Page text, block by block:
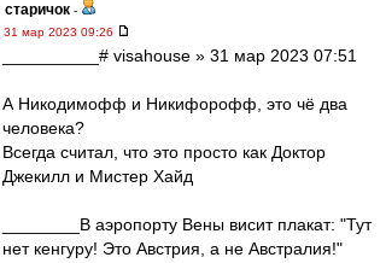
старичок -
31 мар 2023 09:26
__________# visahouse » 31 мар 2023 07:51
А Никодимофф и Никифорофф, это чё два
человека?
Всегда считал, что это просто как Доктор
Джекилл и Мистер Хайд
________В аэропорту Вены висит плакат: "Тут
нет кенгуру! Это Австрия, а не Австралия!"